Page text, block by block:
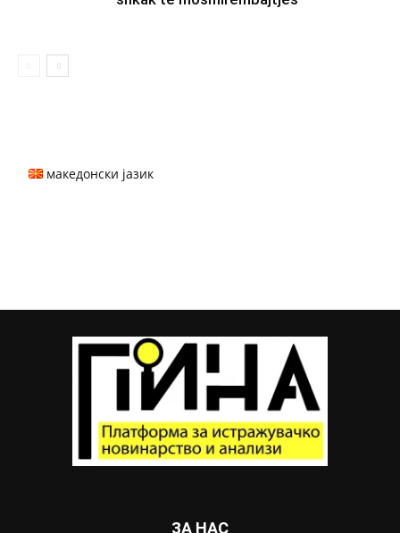
македонски јазик
ЗА НАС